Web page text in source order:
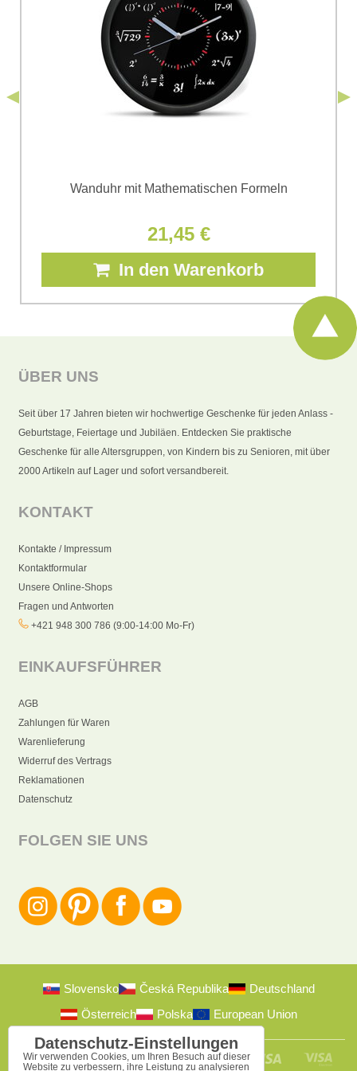
einverstanden. Ich habe dieDatenschutzbedingungen
Bomba s.r.o. zur Kenntnis genommen. *
Wanduhr mit Mathematischen Formeln
21,45 €
In den Warenkorb
ÜBER UNS
Seit über 17 Jahren bieten wir hochwertige Geschenke für jeden Anlass -
Geburtstage, Feiertage und Jubiläen. Entdecken Sie praktische
Geschenke für alle Altersgruppen, von Kindern bis zu Senioren, mit über
2000 Artikeln auf Lager und sofort versandbereit.
KONTAKT
Kontakte / Impressum
Kontaktformular
Unsere Online-Shops
Fragen und Antworten
+421 948 300 786 (9:00-14:00 Mo-Fr)
EINKAUFSFÜHRER
AGB
Zahlungen für Waren
Warenlieferung
Widerruf des Vertrags
Reklamationen
Datenschutz
FOLGEN SIE UNS
Slovensko Česká Republika
Deutschland
Österreich
Polska European Union
Datenschutz-Einstellungen
Wir verwenden Cookies, um Ihren Besuch auf dieser
Website zu verbessern, ihre Leistung zu analysieren